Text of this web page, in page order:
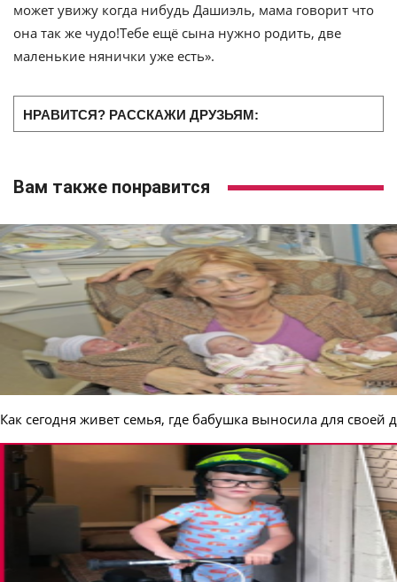
может увижу когда нибудь Дашиэль, мама говорит что
она так же чудо!Тебе ещё сына нужно родить, две
маленькие нянички уже есть».
НРАВИТСЯ? РАССКАЖИ ДРУЗЬЯМ:
Вам также понравится
Как сегодня живет семья, где бабушка выносила для своей